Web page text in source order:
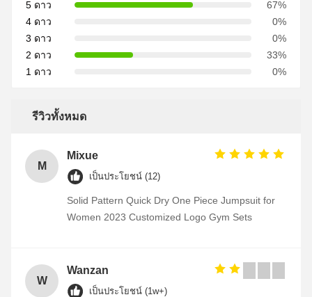
5 ดาว
67%
4 ดาว
0%
3 ดาว
0%
2 ดาว
33%
1 ดาว
0%
รีวิวทั้งหมด
M
Mixue
เป็นประโยชน์ (12)
Solid Pattern Quick Dry One Piece Jumpsuit for
Women 2023 Customized Logo Gym Sets
W
Wanzan
เป็นประโยชน์ (1w+)